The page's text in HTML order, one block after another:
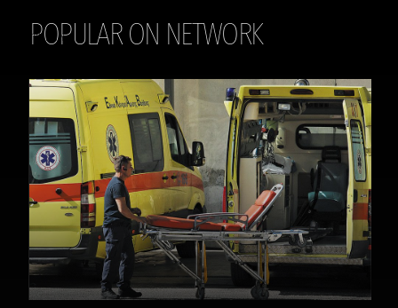
POPULAR ON NETWORK
THE DAILY